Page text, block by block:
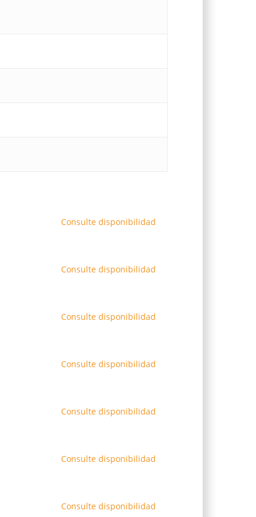
Consulte disponibilidad
Consulte disponibilidad
Consulte disponibilidad
Consulte disponibilidad
Consulte disponibilidad
Consulte disponibilidad
Consulte disponibilidad